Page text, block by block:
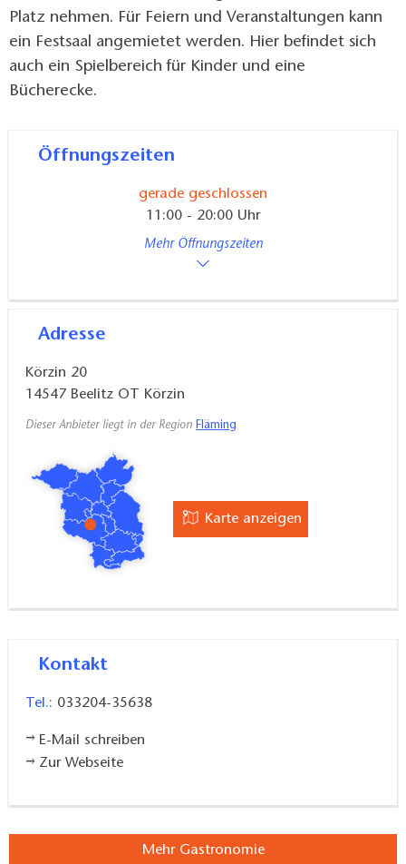
Platz nehmen. Für Feiern und Veranstaltungen kann
ein Festsaal angemietet werden. Hier befindet sich
auch ein Spielbereich für Kinder und eine
Bücherecke.
Öffnungszeiten
gerade geschlossen
11:00 - 20:00 Uhr
Mehr Öffnungszeiten
Adresse
Körzin 20
14547 Beelitz OT Körzin
Dieser Anbieter liegt in der Region Fläming
Karte anzeigen
Kontakt
Tel.: 033204-35638
E-Mail schreiben
Zur Webseite
Mehr Gastronomie